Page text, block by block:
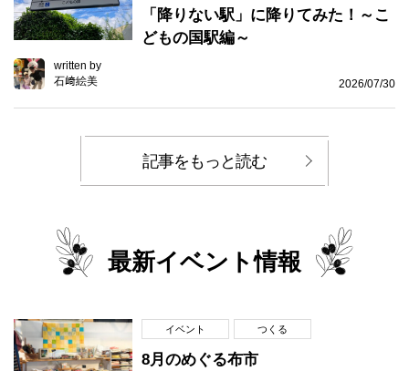
「降りない駅」に降りてみた！～こ
どもの国駅編～
written by
石﨑絵美
2026/07/30
記事をもっと読む
最新イベント情報
イベント つくる
8月のめぐる布市